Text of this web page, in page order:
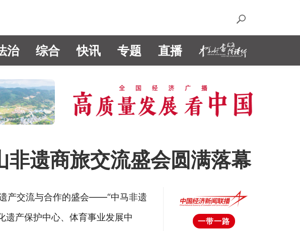
治 综合 快讯 专题 直播
遗商旅交流盛会圆满落幕
产交流与合作的盛会——“中马非遗
遗产保护中心、体育事业发展中
一带一路